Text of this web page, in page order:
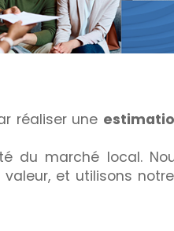
réaliser une
marché local.
et utilisons notre